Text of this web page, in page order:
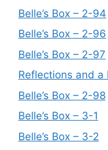
Belle’s Box – 2-94
Belle’s Box – 2-96
Belle’s Box – 2-97
Reflections and a
Belle’s Box – 2-98
Belle’s Box – 3-1
Belle’s Box – 3-2